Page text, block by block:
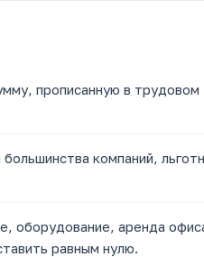
прописанную в трудовом
большинства компаний,
оборудование, аренда
равным нулю.